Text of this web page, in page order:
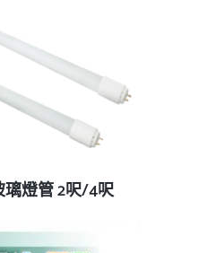
內容
璃燈管 2呎/4呎